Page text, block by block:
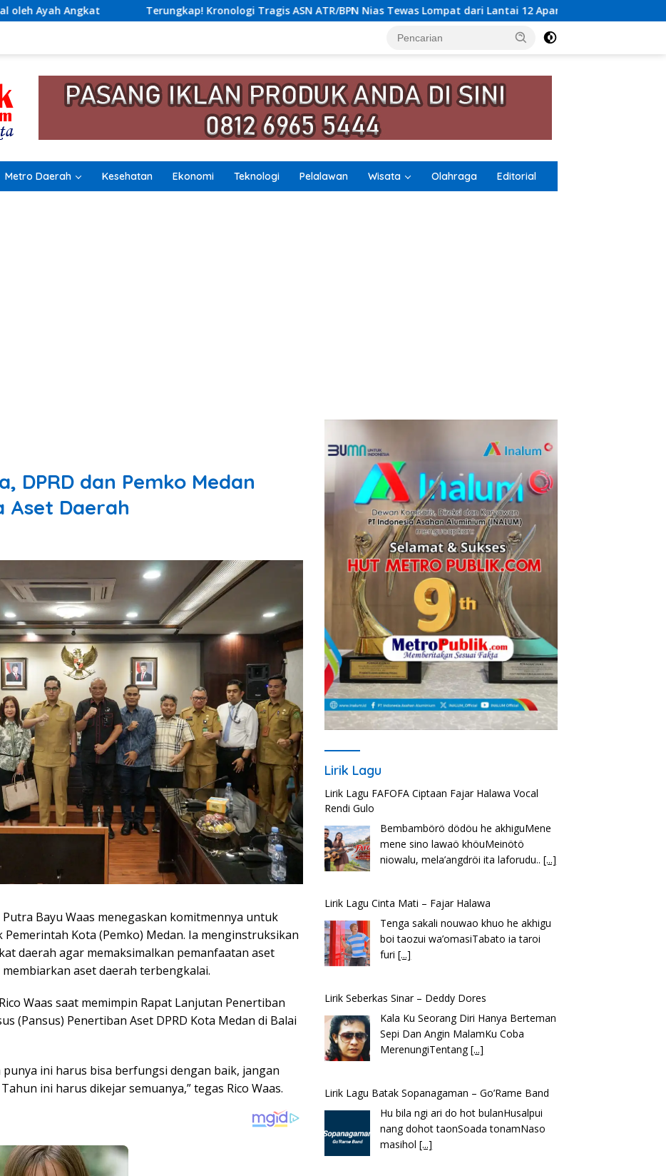
Terungkap! Kronologi Tragis ASN ATR/BPN Nias Tewas Lompat dari Lantai 12 Apartemen, Berawal dari Pesan Wanita Lewat
Metro Daerah Kesehatan Ekonomi Teknologi Pelalawan Wisata Olahraga Editorial
DPRD dan Pemko Medan
Aset Daerah
Putra Bayu Waas menegaskan komitmennya untuk
Kota (Pemko) Medan. Ia menginstruksikan
daerah agar memaksimalkan pemanfaatan aset
aset daerah terbengkalai.
Waas saat memimpin Rapat Lanjutan Penertiban
(Pansus) Penertiban Aset DPRD Kota Medan di Balai
ini harus bisa berfungsi dengan baik, jangan
ini harus dikejar semuanya,” tegas Rico Waas.
Lirik Lagu
Lirik Lagu FAFOFA Ciptaan Fajar Halawa Vocal
Rendi Gulo
Bembambörö dödöu he akhiguMene
mene sino lawaö khöuMeinötö
niowalu, mela’angdröi ita laforudu..[...]
Lirik Lagu Cinta Mati – Fajar Halawa
Tenga sakali nouwao khuo he akhigu
boi taozui wa’omasiTabato ia taroi
furi[...]
Lirik Seberkas Sinar – Deddy Dores
Kala Ku Seorang Diri Hanya Berteman
Sepi Dan Angin MalamKu Coba
MerenungiTentang[...]
Lirik Lagu Batak Sopanagaman – Go’Rame Band
Hu bila ngi ari do hot bulanHusalpui
nang dohot taonSoada tonamNaso
masihol[...]